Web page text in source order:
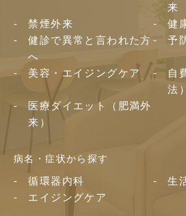
来
禁煙外来
健
健診で異常と言われた方
へ
予
美容・エイジングケア
自
法）
医療ダイエット（肥満外
来）
病名・症状から探す
循環器内科
生
エイジングケア